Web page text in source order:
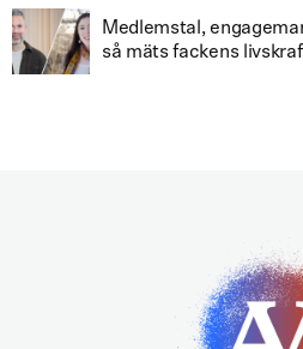
Medlemstal,
så mäts fackens